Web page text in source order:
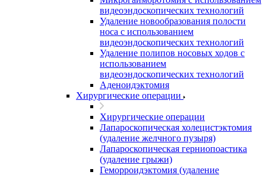
видеоэндоскопических технологий
Удаление новообразования полости
носа с использованием
видеоэндоскопических технологий
Удаление полипов носовых ходов с
использованием
видеоэндоскопических технологий
Аденоидэктомия
Хирургические операции
Хирургические операции
Лапароскопическая холецистэктомия
(удаление желчного пузыря)
Лапароскопическая герниопоастика
(удаление грыжи)
Геморроидэктомия (удаление